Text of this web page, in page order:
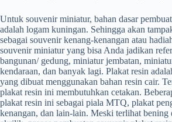
Untuk souvenir miniatur, bahan dasar
adalah logam kuningan. Sehingga akan
sebagai souvenir kenang-kenangan atau
souvenir miniatur yang bisa Anda jadikan
bangunan/ gedung, miniatur jembatan,
kendaraan, dan banyak lagi. Plakat resin
yang dibuat menggunakan bahan resin cair.
plakat resin ini membutuhkan cetakan.
plakat resin ini sebagai piala MTQ, plakat
kenangan, dan lain-lain. Meski terlihat bening